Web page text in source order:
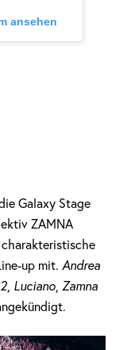
ansehen
Galaxy Stage
ZAMNA
up mit. Andrea
, Luciano, Zamna